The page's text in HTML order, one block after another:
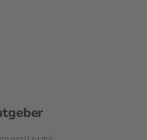
passt zu mir